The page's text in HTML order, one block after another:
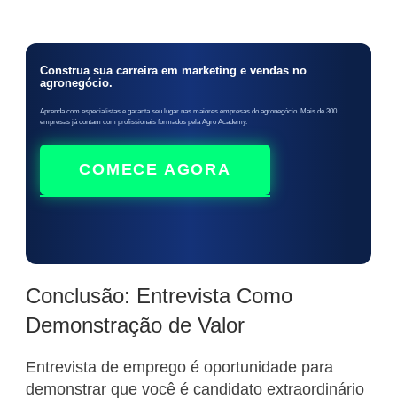
Construa sua carreira em marketing e vendas no
agronegócio.
Aprenda com especialistas e garanta seu lugar nas maiores empresas do agronegócio. Mais de 300
empresas já contam com profissionais formados pela Agro Academy.
COMECE AGORA
Conclusão: Entrevista Como
Demonstração de Valor
Entrevista de emprego é oportunidade para
demonstrar que você é candidato extraordinário